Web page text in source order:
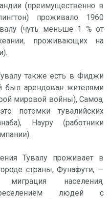
(преимущественно в
проживало 1960
(чуть меньше 1 % от
проживающих на
также есть в Фиджи
был арендован жителями
мировой войны), Самоа,
потомки тувалийских
Науру (работники
Тувалу проживает в
страны, Фунафути, —
населения,
людей с